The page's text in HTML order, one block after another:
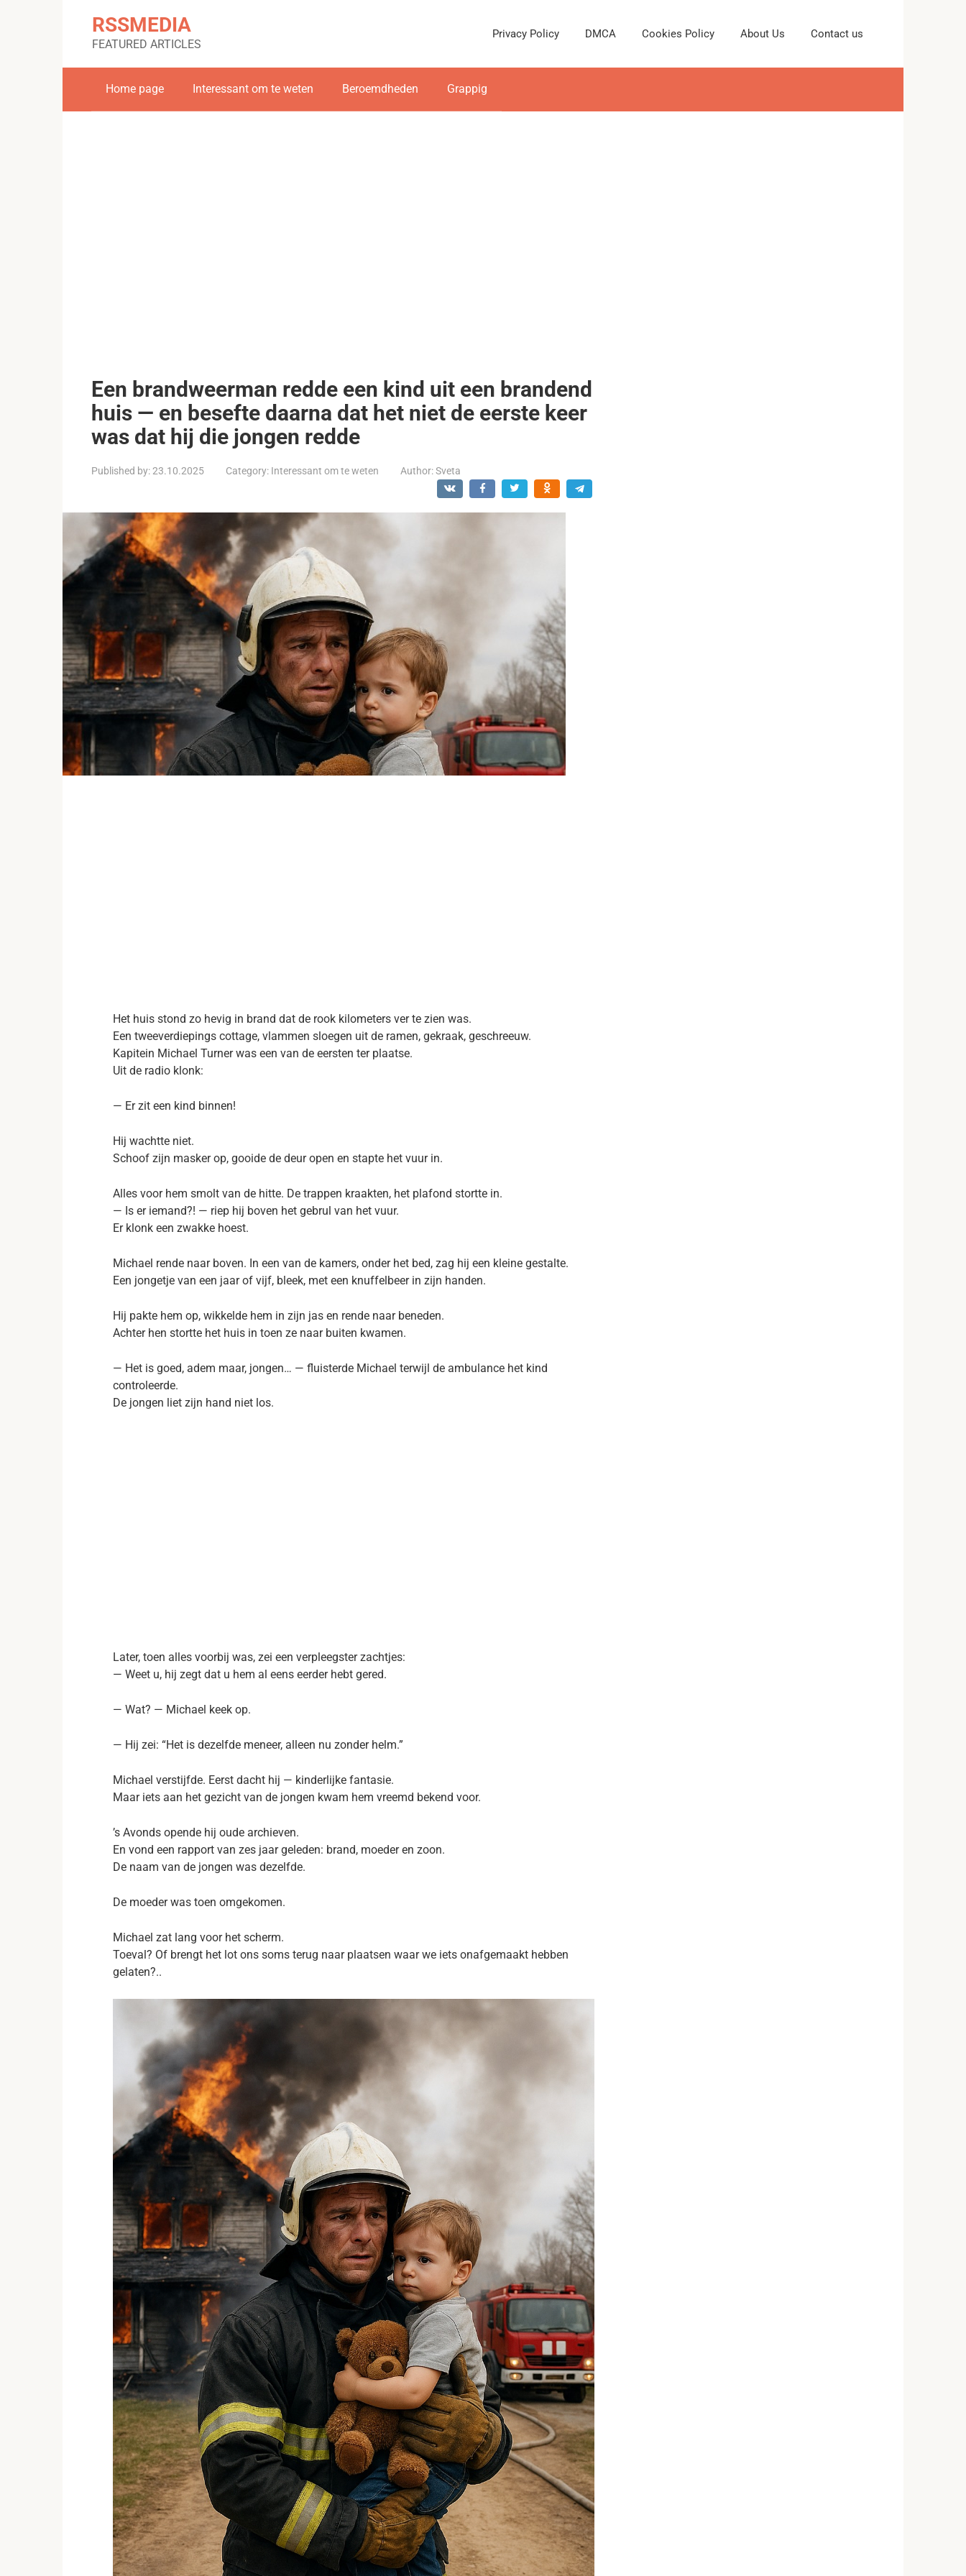
RSSMEDIA
FEATURED ARTICLES
Privacy Policy DMCA Cookies Policy About Us Contact us
Home page Interessant om te weten Beroemdheden Grappig
Een brandweerman redde een kind uit een brandend
huis — en besefte daarna dat het niet de eerste keer
was dat hij die jongen redde
Published by:23.10.2025 Category: Interessant om te weten Author:Sveta
Het huis stond zo hevig in brand dat de rook kilometers ver te zien was.
Een tweeverdiepings cottage, vlammen sloegen uit de ramen, gekraak, geschreeuw.
Kapitein Michael Turner was een van de eersten ter plaatse.
Uit de radio klonk:
— Er zit een kind binnen!
Hij wachtte niet.
Schoof zijn masker op, gooide de deur open en stapte het vuur in.
Alles voor hem smolt van de hitte. De trappen kraakten, het plafond stortte in.
— Is er iemand?! — riep hij boven het gebrul van het vuur.
Er klonk een zwakke hoest.
Michael rende naar boven. In een van de kamers, onder het bed, zag hij een kleine gestalte.
Een jongetje van een jaar of vijf, bleek, met een knuffelbeer in zijn handen.
Hij pakte hem op, wikkelde hem in zijn jas en rende naar beneden.
Achter hen stortte het huis in toen ze naar buiten kwamen.
— Het is goed, adem maar, jongen… — fluisterde Michael terwijl de ambulance het kind
controleerde.
De jongen liet zijn hand niet los.
Later, toen alles voorbij was, zei een verpleegster zachtjes:
— Weet u, hij zegt dat u hem al eens eerder hebt gered.
— Wat? — Michael keek op.
— Hij zei: “Het is dezelfde meneer, alleen nu zonder helm.”
Michael verstijfde. Eerst dacht hij — kinderlijke fantasie.
Maar iets aan het gezicht van de jongen kwam hem vreemd bekend voor.
’s Avonds opende hij oude archieven.
En vond een rapport van zes jaar geleden: brand, moeder en zoon.
De naam van de jongen was dezelfde.
De moeder was toen omgekomen.
Michael zat lang voor het scherm.
Toeval? Of brengt het lot ons soms terug naar plaatsen waar we iets onafgemaakt hebben
gelaten?..